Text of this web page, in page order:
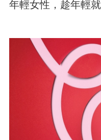
年輕女性，趁年輕